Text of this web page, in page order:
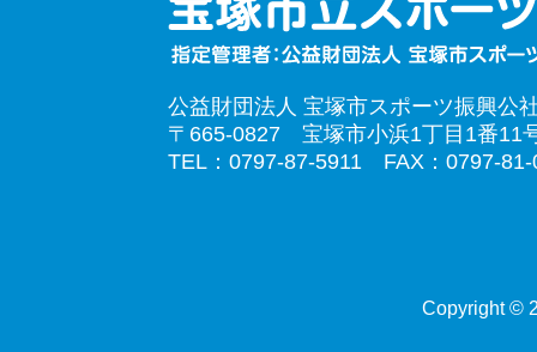
公益財団法人 宝塚市スポーツ振興公
〒665-0827 宝塚市小浜1丁目1番11
TEL：0797-87-5911 FAX：0797-81-
Copyright ©